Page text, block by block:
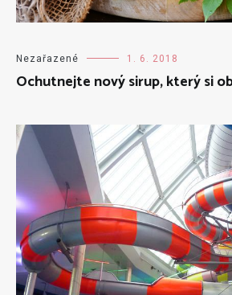
Nezařazené 1. 6. 2018
Ochutnejte nový sirup, který si